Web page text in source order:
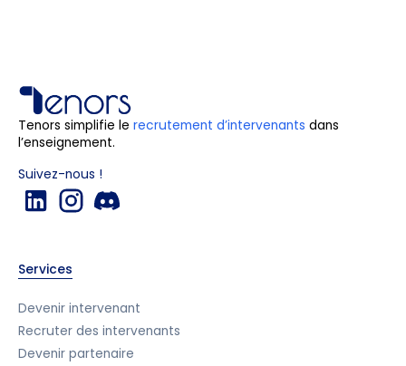
Tenors simplifie le recrutement d’intervenants dans
l’enseignement.
Suivez-nous !
Services
Devenir intervenant
Recruter des intervenants
Devenir partenaire